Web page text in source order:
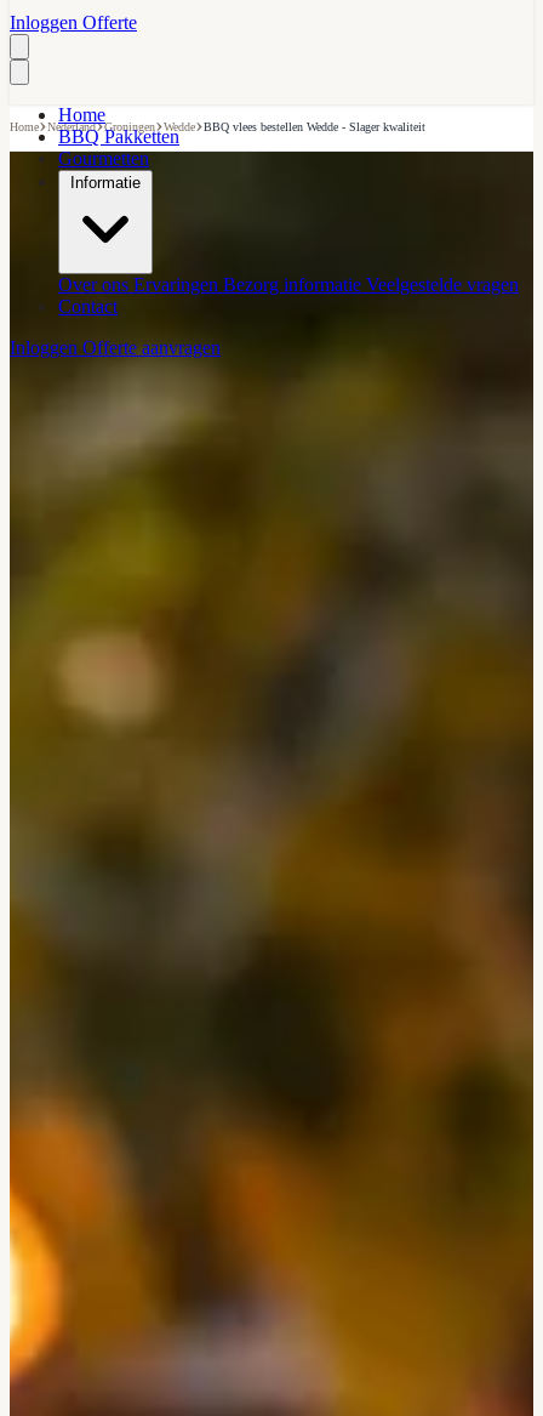
Inloggen Offerte
Home
BBQ Pakketten
Gourmetten
Informatie
Over ons Ervaringen Bezorg informatie Veelgestelde vragen
Contact
Inloggen Offerte aanvragen
Home›Nederland›Groningen›Wedde›BBQ vlees bestellen Wedde - Slager kwaliteit